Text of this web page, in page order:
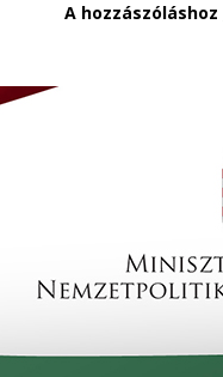
A hozzászóláshoz